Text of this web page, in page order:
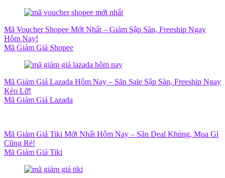
Mã Voucher Shopee Mới Nhất – Giảm Sập Sàn, Freeship Ngay
Hôm Nay!
Mã Giảm Giá Shopee
Mã Giảm Giá Lazada Hôm Nay – Săn Sale Sập Sàn, Freeship Ngay
Kẻo Lỡ!
Mã Giảm Giá Lazada
Mã Giảm Giá Tiki Mới Nhất Hôm Nay – Săn Deal Khủng, Mua Gì
Cũng Rẻ!
Mã Giảm Giá Tiki